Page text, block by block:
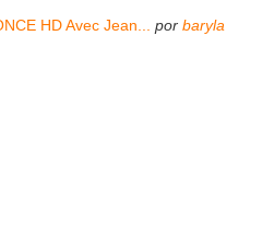
HD Avec Jean... por baryla